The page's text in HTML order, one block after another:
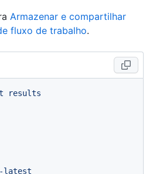
Armazenar e compartilhar
fluxo de trabalho.
results
latest